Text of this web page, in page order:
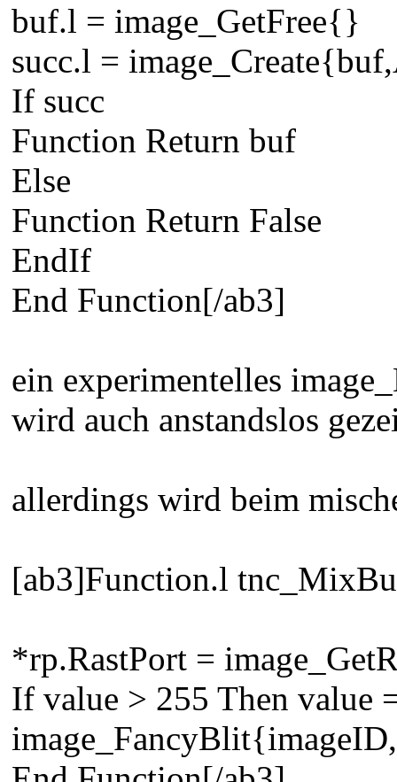
buf.l = image_GetFree{}
succ.l =
If succ
Function Return buf
Else
Function Return False
EndIf
End Function[/ab3]
ein experimentelles
wird auch anstandslos
allerdings wird beim
[ab3]Function.l
*rp.RastPort =
If value > 255 Then value